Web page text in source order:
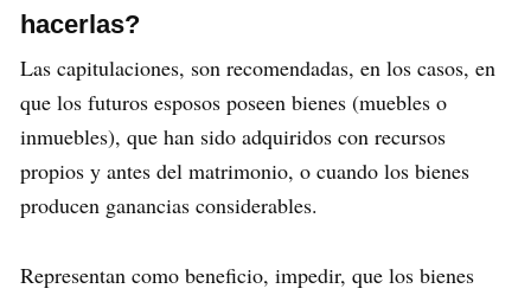
hacerlas?
Las capitulaciones, son recomendadas, en los casos, en
que los futuros esposos poseen bienes (muebles o
inmuebles), que han sido adquiridos con recursos
propios y antes del matrimonio, o cuando los bienes
producen ganancias considerables.
Representan como beneficio, impedir, que los bienes